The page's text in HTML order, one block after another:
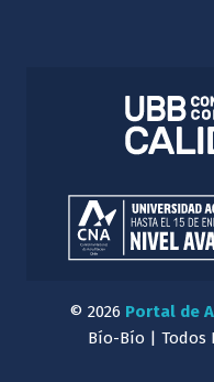
© 2026 Portal de
Bío-Bío | Todos